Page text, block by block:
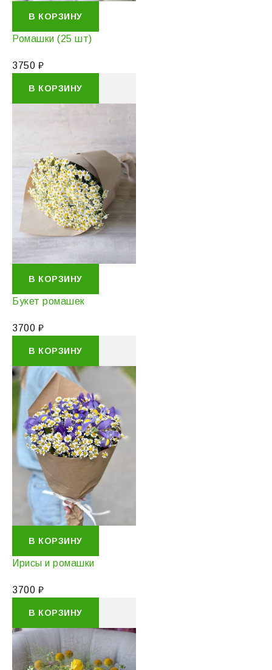
В КОРЗИНУ
Ромашки (25 шт)
3750 ₽
В КОРЗИНУ
В КОРЗИНУ
Букет ромашек
3700 ₽
В КОРЗИНУ
В КОРЗИНУ
Ирисы и ромашки
3700 ₽
В КОРЗИНУ